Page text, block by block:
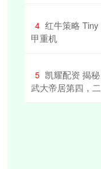
4 红牛策略
甲重机
5 凯耀配资 揭
武大帝居第四，